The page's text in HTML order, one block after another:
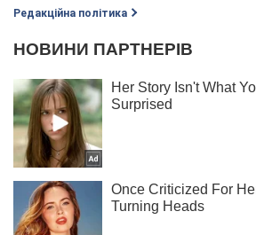
Редакційна політика